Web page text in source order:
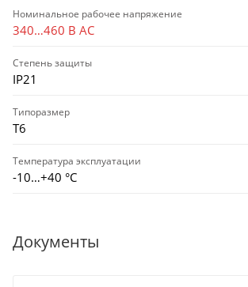
Номинальное рабочее напряжение
340…460 В AC
Степень защиты
IP21
Типоразмер
T6
Температура эксплуатации
-10…+40 °С
Документы